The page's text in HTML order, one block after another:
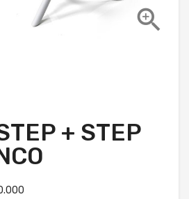

+ STEP